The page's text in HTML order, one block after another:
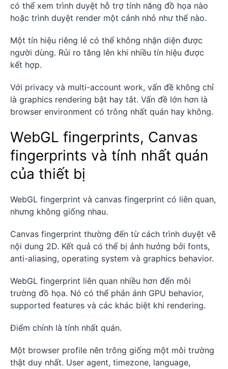
có thể xem trình duyệt hỗ trợ tính năng đồ họa nào
hoặc trình duyệt render một cảnh nhỏ như thế nào.
Một tín hiệu riêng lẻ có thể không nhận diện được
người dùng. Rủi ro tăng lên khi nhiều tín hiệu được
kết hợp.
Với privacy và multi-account work, vấn đề không chỉ
là graphics rendering bật hay tắt. Vấn đề lớn hơn là
browser environment có trông nhất quán hay không.
WebGL fingerprints, Canvas
fingerprints và tính nhất quán
của thiết bị
WebGL fingerprint và canvas fingerprint có liên quan,
nhưng không giống nhau.
Canvas fingerprint thường đến từ cách trình duyệt vẽ
nội dung 2D. Kết quả có thể bị ảnh hưởng bởi fonts,
anti-aliasing, operating system và graphics behavior.
WebGL fingerprint liên quan nhiều hơn đến môi
trường đồ họa. Nó có thể phản ánh GPU behavior,
supported features và các khác biệt khi rendering.
Điểm chính là tính nhất quán.
Một browser profile nên trông giống một môi trường
thật duy nhất. User agent, timezone, language,